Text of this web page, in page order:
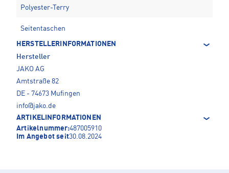
Polyester-Terry
Seitentaschen
HERSTELLERINFORMATIONEN
Hersteller
JAKO AG
Amtstraße 82
DE - 74673 Mufingen
info@jako.de
ARTIKELINFORMATIONEN
Artikelnummer:487005910
Im Angebot seit30.08.2024